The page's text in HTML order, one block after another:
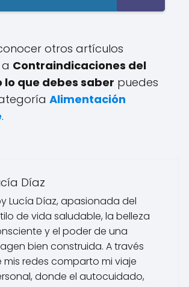
otros artículos
Contraindicaciones del
lo que debes saber puedes
Alimentación
.
Díaz
Lucía Díaz, apasionada del
de vida saludable, la belleza
y el poder de una
bien construida. A través
mis redes comparto mi viaje
donde el autocuidado,